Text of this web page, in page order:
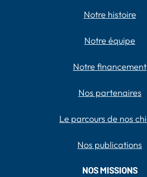
Notre histoire
Notre équipe
Notre financement
Nos partenaires
Le parcours de nos
Nos publications
NOS MISSIONS